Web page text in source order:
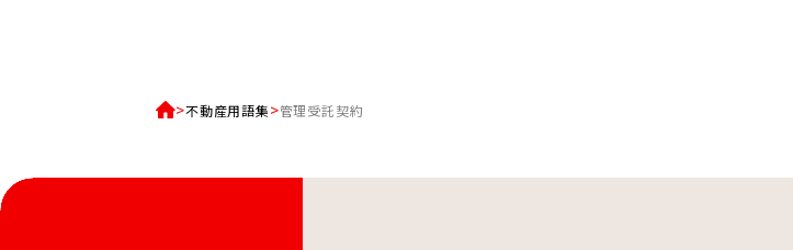
不動産用語集 管理受託契約